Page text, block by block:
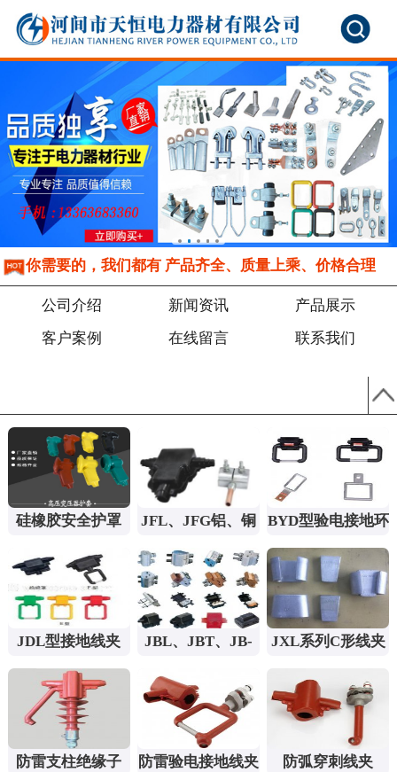
你需要的，我们都有 产品齐全、质量上乘、价格合理
公司介绍 新闻资讯
产品展示
客户案例
在线留言 联系我们
标
硅橡胶安全护罩
JFL、JFG铝、铜
铝过渡分支线夹及
绝缘罩
BYD型验电接地环
装置
JDL型接地线夹
JBL、JBT、JB-
及绝缘罩
JXL系列C形线夹
防雷支柱绝缘子
防雷验电接地线夹
防弧穿刺线夹